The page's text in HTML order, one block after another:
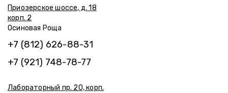
Приозерское шоссе, д. 18
корп. 2
Осиновая Роща
+7 (812) 626-88-31
+7 (921) 748-78-77
Лабораторный пр. 20, корп.